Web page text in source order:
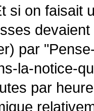
si on faisait
par
la-notice-
par